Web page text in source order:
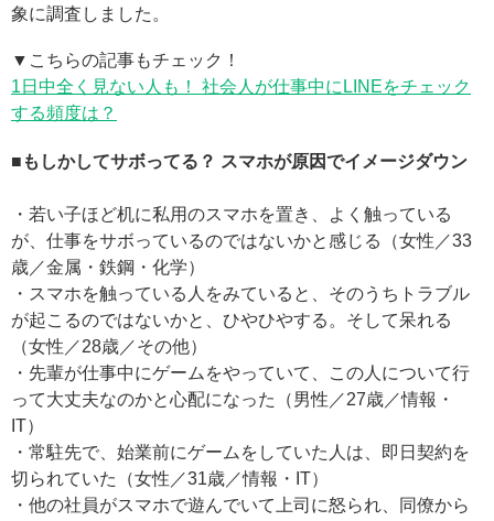
象に調査しました。
▼こちらの記事もチェック！
1日中全く見ない人も！ 社会人が仕事中にLINEをチェック
する頻度は？
■もしかしてサボってる？ スマホが原因でイメージダウン
・若い子ほど机に私用のスマホを置き、よく触っている
が、仕事をサボっているのではないかと感じる（女性／33
歳／金属・鉄鋼・化学）
・スマホを触っている人をみていると、そのうちトラブル
が起こるのではないかと、ひやひやする。そして呆れる
（女性／28歳／その他）
・先輩が仕事中にゲームをやっていて、この人について行
って大丈夫なのかと心配になった（男性／27歳／情報・
IT）
・常駐先で、始業前にゲームをしていた人は、即日契約を
切られていた（女性／31歳／情報・IT）
・他の社員がスマホで遊んでいて上司に怒られ、同僚から